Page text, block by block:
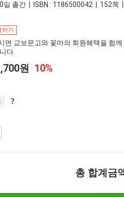
일 출간 | ISBN : 1186500042 | 152쪽
기
면 교보문고와 꽃마의 회원혜택을 함께
다.
원 10%
총 합계금